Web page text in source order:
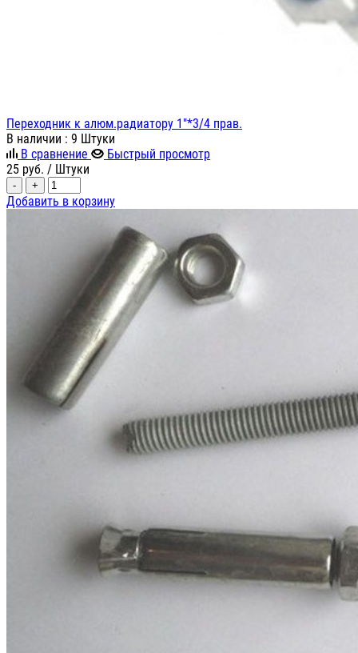
Переходник к алюм.радиатору 1"*3/4 прав.
В наличии : 9 Штуки
В сравнение
Быстрый просмотр
25 руб. / Штуки
- +
Добавить в корзину